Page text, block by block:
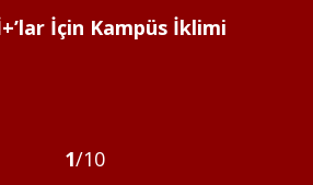
İçin Kampüs İklimi
1/10
Sivil Toplum Kuruluşları ile
/4